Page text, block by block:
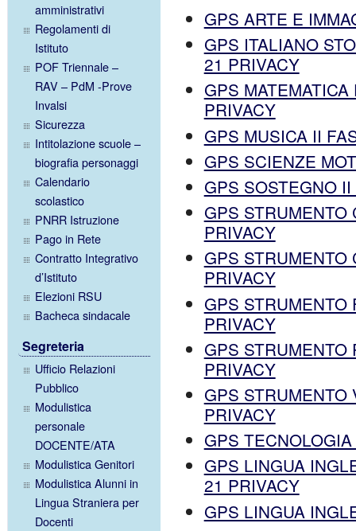
amministrativi
Regolamenti di
Istituto
POF Triennale –
RAV – PdM -Prove
Invalsi
Sicurezza
Intitolazione scuole –
biografia personaggi
Calendario
scolastico
PNRR Istruzione
Pago in Rete
Contratto Integrativo
d’Istituto
Elezioni RSU
Bacheca sindacale
Segreteria
Ufficio Relazioni
Pubblico
Modulistica
personale
DOCENTE/ATA
Modulistica Genitori
Modulistica Alunni in
Lingua Straniera per
Docenti
GPS ARTE E
GPS ITALIANO
21 PRIVACY
GPS
PRIVACY
GPS MUSICA II
GPS SCIENZE
GPS SOSTEGNO
GPS
PRIVACY
GPS
PRIVACY
GPS
PRIVACY
GPS
PRIVACY
GPS
PRIVACY
GPS
GPS LINGUA
21 PRIVACY
GPS LINGUA